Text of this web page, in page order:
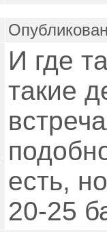
И где
такие
есть,
20-25